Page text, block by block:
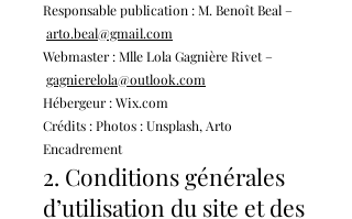
Responsable publication : M. Benoît Beal –
arto.beal@gmail.com
Webmaster : Mlle Lola Gagnière Rivet –
gagnierelola@outlook.com
Hébergeur : Wix.com
Crédits : Photos : Unsplash, Arto
Encadrement
2. Conditions générales
d’utilisation du site et des